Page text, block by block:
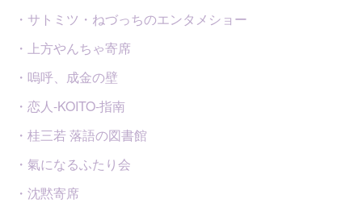
・サトミツ・ねづっちのエンタメショー
・上方やんちゃ寄席
・嗚呼、成金の壁
・恋人-KOITO-指南
・桂三若 落語の図書館
・氣になるふたり会
・沈黙寄席